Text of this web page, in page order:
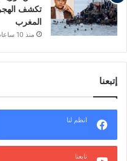
تكشف
المغرب
منذ 10 ساعات
إتبعنا
انظم لنا
تابعنا